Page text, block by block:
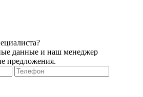
данные и наш менеджер
предложения.